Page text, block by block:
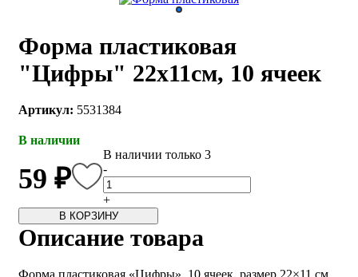
Форма пластиковая
"Цифры" 22х11см, 10 ячеек
Артикул: 5531384
В наличии
59 ₽
В наличии только 3
-
+
В КОРЗИНУ
Описание товара